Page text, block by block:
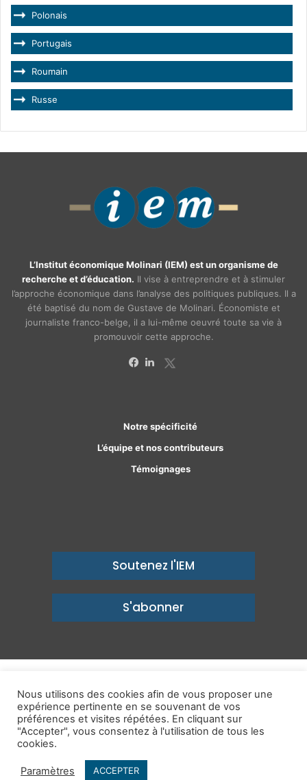
Polonais
Portugais
Roumain
Russe
L’Institut économique Molinari (IEM) est un organisme de
recherche et d’éducation. Il vise à entreprendre et à stimuler
l’approche économique dans l’analyse des politiques publiques. Il a
été baptisé du nom de Gustave de Molinari. Économiste et
journaliste franco-belge, il a lui-même oeuvré toute sa vie à
promouvoir cette approche.
Notre spécificité
L’équipe et nos contributeurs
Témoignages
Soutenez l'IEM
S'abonner
un avenir prospère
Mentions légales-Politique de confidentialité-Contact
Publications
Nous utilisons des cookies afin de vous proposer une
expérience pertinente en se souvenant de vos
préférences et visites répétées. En cliquant sur
"Accepter", vous consentez à l'utilisation de tous les
cookies.
Paramètres ACCEPTER